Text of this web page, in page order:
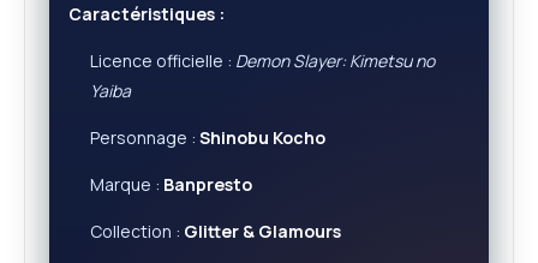
Caractéristiques :
Licence officielle : Demon Slayer: Kimetsu no
Yaiba
Personnage : Shinobu Kocho
Marque : Banpresto
Collection : Glitter & Glamours